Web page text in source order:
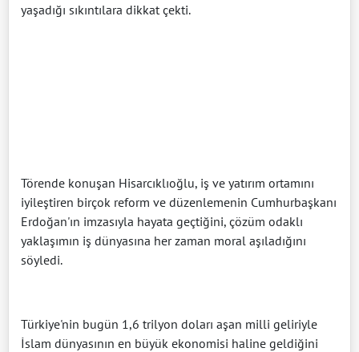
yaşadığı sıkıntılara dikkat çekti.
Törende konuşan Hisarcıklıoğlu, iş ve yatırım ortamını
iyileştiren birçok reform ve düzenlemenin Cumhurbaşkanı
Erdoğan'ın imzasıyla hayata geçtiğini, çözüm odaklı
yaklaşımın iş dünyasına her zaman moral aşıladığını
söyledi.
Türkiye'nin bugün 1,6 trilyon doları aşan milli geliriyle
İslam dünyasının en büyük ekonomisi haline geldiğini